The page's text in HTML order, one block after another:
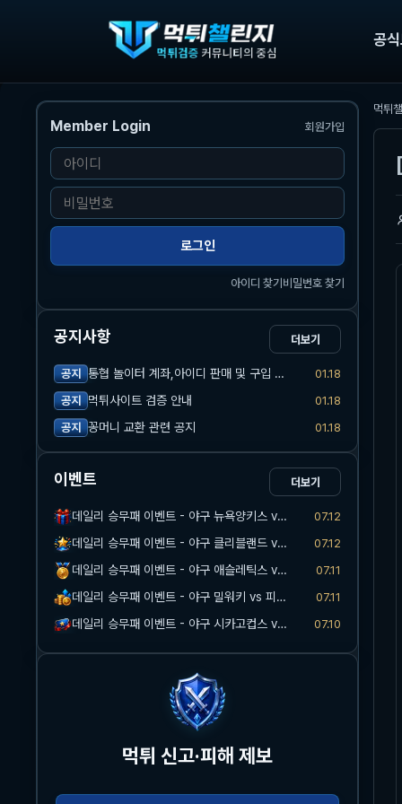
공
Member Login 회원가입
아
이
비
밀
호
로그인
아이디 찾기 비밀번호 찾기
공지사항 더보기
공지 통협 놀이터 계좌,아이디 판매 및 구입 관련 공지 01.18
공지 먹튀사이트 검증 안내 01.18
공지 꽁머니 교환 관련 공지 01.18
이벤트 더보기
데일리 승무패 이벤트 - 야구 뉴욕양키스 vs 워싱턴 07.12
데일리 승무패 이벤트 - 야구 클리블랜드 vs 마이애미 07.12
데일리 승무패 이벤트 - 야구 애슬레틱스 vs 시카고화이트삭스 07.11
데일리 승무패 이벤트 - 야구 밀워키 vs 피츠버그 07.11
데일리 승무패 이벤트 - 야구 시카고컵스 vs 신시내티 07.10
먹튀 신고·피해 제보
먹튀